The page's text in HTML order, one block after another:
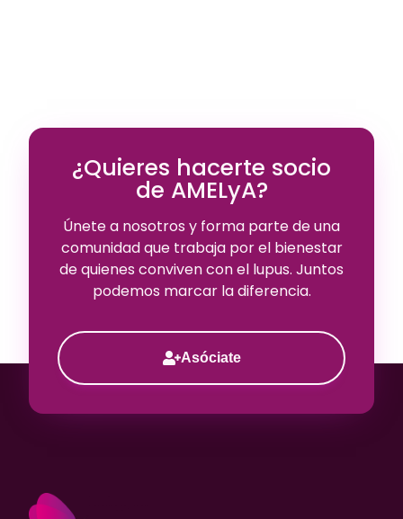
¿Quieres hacerte socio
de AMELyA?
Únete a nosotros y forma parte de una
comunidad que trabaja por el bienestar
de quienes conviven con el lupus. Juntos
podemos marcar la diferencia.
Asóciate